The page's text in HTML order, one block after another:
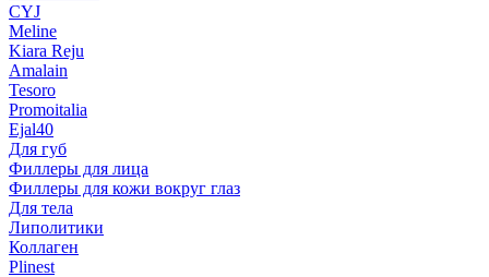
CYJ
Meline
Kiara Reju
Amalain
Tesoro
Promoitalia
Ejal40
Для губ
Филлеры для лица
Филлеры для кожи вокруг глаз
Для тела
Липолитики
Коллаген
Plinest